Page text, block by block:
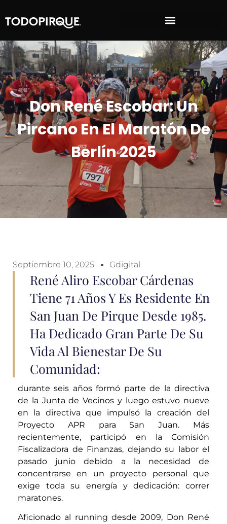
Don René Escobar: Un
Pircano En El Maratón De
Berlín 2025
Septiembre 10, 2025 Gdigital
René Aliro Escobar Cárdenas
Tiene 71 Años Y Es Residente En
San Juan De Pirque Desde 1985.
Ha Dedicado Gran Parte De Su
Vida Al Bienestar De Su
Comunidad:
durante seis años formó parte de la directiva
de la Junta de Vecinos y luego estuvo nueve
en la directiva que impulsó la creación del
Proyecto APR para San Juan. Más
recientemente, participó en la Comisión
Fiscalizadora de Finanzas, dejando su labor el
pasado junio debido a la necesidad de
concentrarse en un proyecto personal que
exige toda su energía y dedicación: correr
maratones.
Aficionado al running desde 2009, Don René